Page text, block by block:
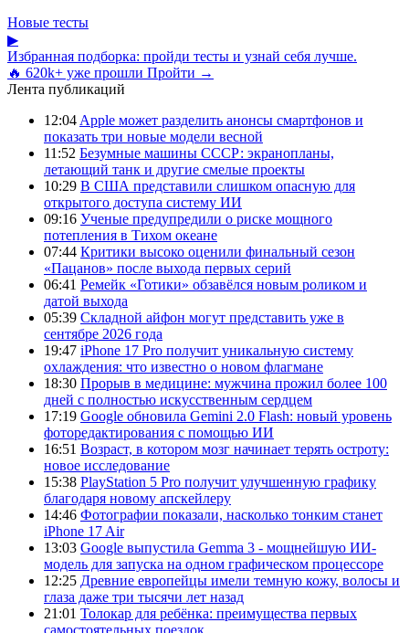
Новые тесты
▶
Избранная подборка: пройди тесты и узнай себя лучше.
🔥 620k+ уже прошли Пройти →
Лента публикаций
12:04 Apple может разделить анонсы смартфонов и
показать три новые модели весной
11:52 Безумные машины СССР: экранопланы,
летающий танк и другие смелые проекты
10:29 В США представили слишком опасную для
открытого доступа систему ИИ
09:16 Ученые предупредили о риске мощного
потепления в Тихом океане
07:44 Критики высоко оценили финальный сезон
«Пацанов» после выхода первых серий
06:41 Ремейк «Готики» обзавёлся новым роликом и
датой выхода
05:39 Складной айфон могут представить уже в
сентябре 2026 года
19:47 iPhone 17 Pro получит уникальную систему
охлаждения: что известно о новом флагмане
18:30 Прорыв в медицине: мужчина прожил более 100
дней с полностью искусственным сердцем
17:19 Google обновила Gemini 2.0 Flash: новый уровень
фоторедактирования с помощью ИИ
16:51 Возраст, в котором мозг начинает терять остроту:
новое исследование
15:38 PlayStation 5 Pro получит улучшенную графику
благодаря новому апскейлеру
14:46 Фотографии показали, насколько тонким станет
iPhone 17 Air
13:03 Google выпустила Gemma 3 - мощнейшую ИИ-
модель для запуска на одном графическом процессоре
12:25 Древние европейцы имели темную кожу, волосы и
глаза даже три тысячи лет назад
21:01 Толокар для ребёнка: преимущества первых
самостоятельных поездок